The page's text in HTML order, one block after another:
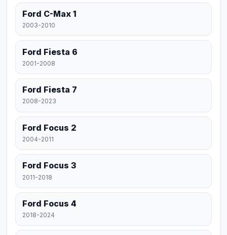
Ford C-Max 1
2003-2010
Ford Fiesta 6
2001-2008
Ford Fiesta 7
2008-2023
Ford Focus 2
2004-2011
Ford Focus 3
2011-2018
Ford Focus 4
2018-2024